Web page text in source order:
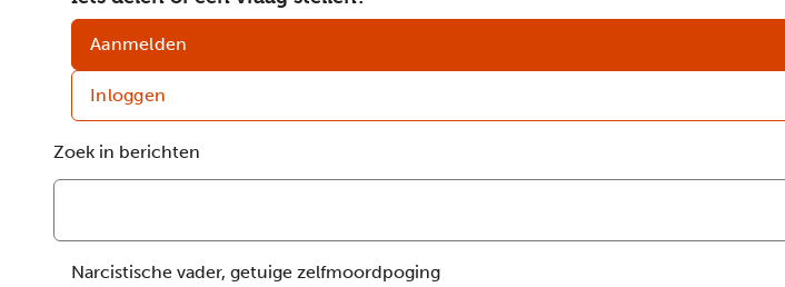
Aanmelden
Inloggen
Zoek in berichten
Berichten
Narcistische vader, getuige zelfmoordpoging